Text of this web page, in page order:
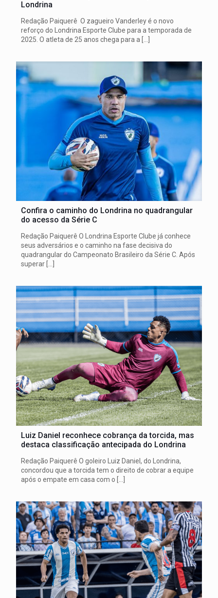
Londrina
Redação Paiquerê O zagueiro Vanderley é o novo
reforço do Londrina Esporte Clube para a temporada de
2025. O atleta de 25 anos chega para a […]
Confira o caminho do Londrina no quadrangular
do acesso da Série C
Redação Paiquerê O Londrina Esporte Clube já conhece
seus adversários e o caminho na fase decisiva do
quadrangular do Campeonato Brasileiro da Série C. Após
superar
Luiz Daniel reconhece cobrança da torcida, mas
destaca classificação antecipada do Londrina
Redação Paiquerê O goleiro Luiz Daniel, do Londrina,
concordou que a torcida tem o direito de cobrar a equipe
após o empate em casa com o […]